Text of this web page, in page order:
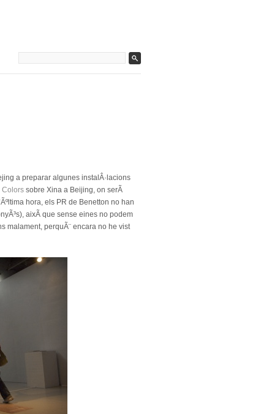
a preparar algunes instalÂ·lacions
Colors sobre Xina a Beijing, on serÃ
hora, els PR de Benetton no han
aixÃ­ que sense eines no podem
malament, perquÃ¨ encara no he vist